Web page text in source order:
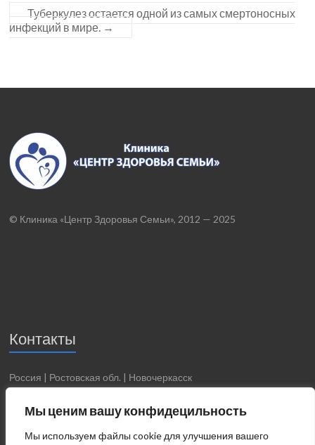
Мы ценим вашу конфидецильность
Мы используем файлы cookie для улучшения вашего
Туберкулез остается одной из самых смертоносных
инфекций в мире. →
© Клиника «Центр Здоровья Семьи», 2012 — 2025
Контакты
Россия | Ростовская обл. | Новочеркасск
Email: medics-nova@yandex.ru